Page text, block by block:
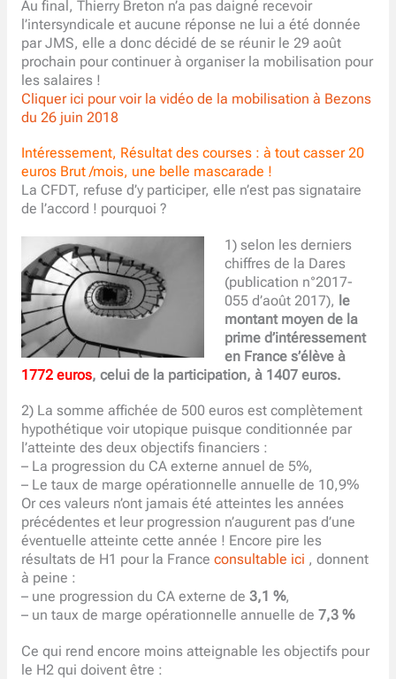
Au final, Thierry Breton n’a pas daigné recevoir
l’intersyndicale et aucune réponse ne lui a été donnée
par JMS, elle a donc décidé de se réunir le 29 août
prochain pour continuer à organiser la mobilisation pour
les salaires !
Cliquer ici pour voir la vidéo de la mobilisation à Bezons
du 26 juin 2018
Intéressement, Résultat des courses : à tout casser 20
euros Brut /mois, une belle mascarade !
La CFDT, refuse d’y participer, elle n’est pas signataire
de l’accord ! pourquoi ?
1) selon les derniers
chiffres de la Dares
(publication n°2017-
055 d’août 2017), le
montant moyen de la
prime d’intéressement
en France s’élève à
1772 euros, celui de la participation, à 1407 euros.
2) La somme affichée de 500 euros est complètement
hypothétique voir utopique puisque conditionnée par
l’atteinte des deux objectifs financiers :
– La progression du CA externe annuel de 5%,
– Le taux de marge opérationnelle annuelle de 10,9%
Or ces valeurs n’ont jamais été atteintes les années
précédentes et leur progression n’augurent pas d’une
éventuelle atteinte cette année ! Encore pire les
résultats de H1 pour la France consultable ici , donnent
à peine :
– une progression du CA externe de 3,1 %,
– un taux de marge opérationnelle annuelle de 7,3 %
Ce qui rend encore moins atteignable les objectifs pour
le H2 qui doivent être :